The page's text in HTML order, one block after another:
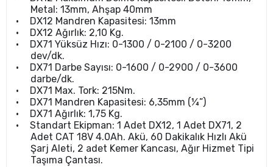
Metal: 13mm, Ahşap 40mm
•
DX12 Mandren Kapasitesi: 13mm
•
DX12 Ağırlık: 2,10 Kg.
•
DX71 Yüksüz Hızı: 0-1300 / 0-2100 / 0-3200
dev/dk.
•
DX71 Darbe Sayısı: 0-1600 / 0-2900 / 0-3600
darbe/dk.
•
DX71 Max. Tork: 215Nm.
•
DX71 Mandren Kapasitesi: 6,35mm (¼”)
•
DX71 Ağırlık: 1,75 Kg.
•
Standart Ekipman: 1 Adet DX12, 1 Adet DX71, 2
Adet CAT 18V 4.0Ah. Akü, 60 Dakikalık Hızlı Akü
Şarj Aleti, 2 adet Kemer Kancası, Ağır Hizmet Tipi
Taşıma Çantası.